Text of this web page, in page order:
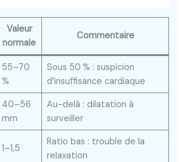
Valeur
normale
Commentaire
55–70
%
Sous 50 % : suspicion
d’insuffisance cardiaque
40–56
mm
Au-delà : dilatation à
surveiller
1–1,5
Ratio bas : trouble de la
relaxation